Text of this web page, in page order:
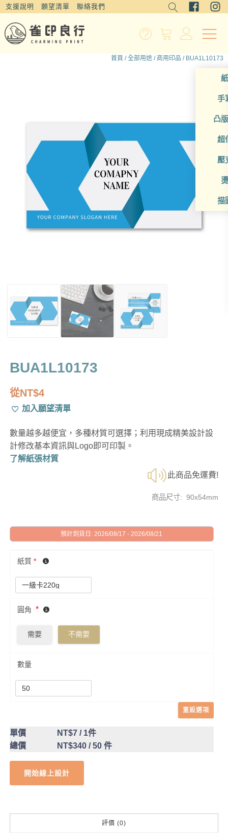
支援說明 願望清單 聯絡我們
手
凸
超
壓
描
首頁 /全部用途 / 商用印品 / BUA1L10173
BUA1L10173
從NT$4
加入願望清單
數量越多越便宜，多種材質可選擇；利用現成精美設計設
計修改基本資訊與Logo即可印製。
了解紙張材質
此商品免運費!
商品尺寸: 90x54mm
預計到貨日: 2026/08/17 - 2026/08/21
紙質 *
圓角 *
需要 不需要
數量
重設選項
單價 NT$7/ 1件
總價
NT$340/ 50 件
開始線上設計
評價 (0)